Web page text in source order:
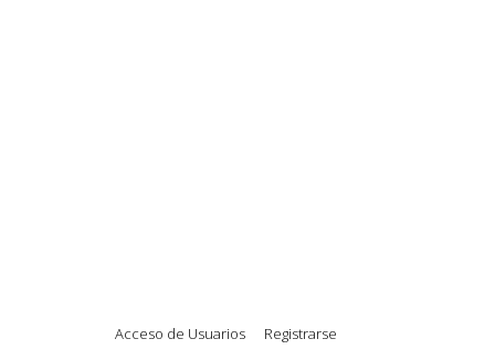
Acceso de Usuarios Registrarse